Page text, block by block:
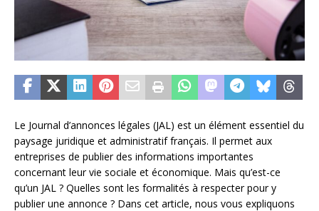
Le Journal d’annonces légales (JAL) est un élément essentiel du
paysage juridique et administratif français. Il permet aux
entreprises de publier des informations importantes
concernant leur vie sociale et économique. Mais qu’est-ce
qu’un JAL ? Quelles sont les formalités à respecter pour y
publier une annonce ? Dans cet article, nous vous expliquons